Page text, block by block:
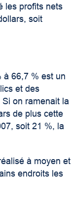
les profits nets
, soit
à 66,7 % est un
et des
on ramenait la
de plus cette
soit 21 %, la
à moyen et
endroits les